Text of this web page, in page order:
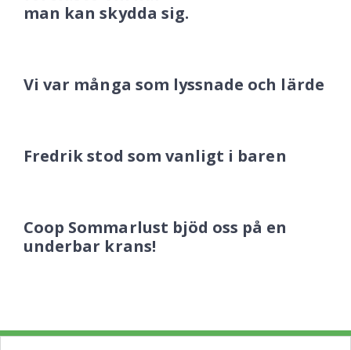
man kan skydda sig.
Vi var många som lyssnade och lärde
Fredrik stod som vanligt i baren
Coop Sommarlust bjöd oss på en
underbar krans!